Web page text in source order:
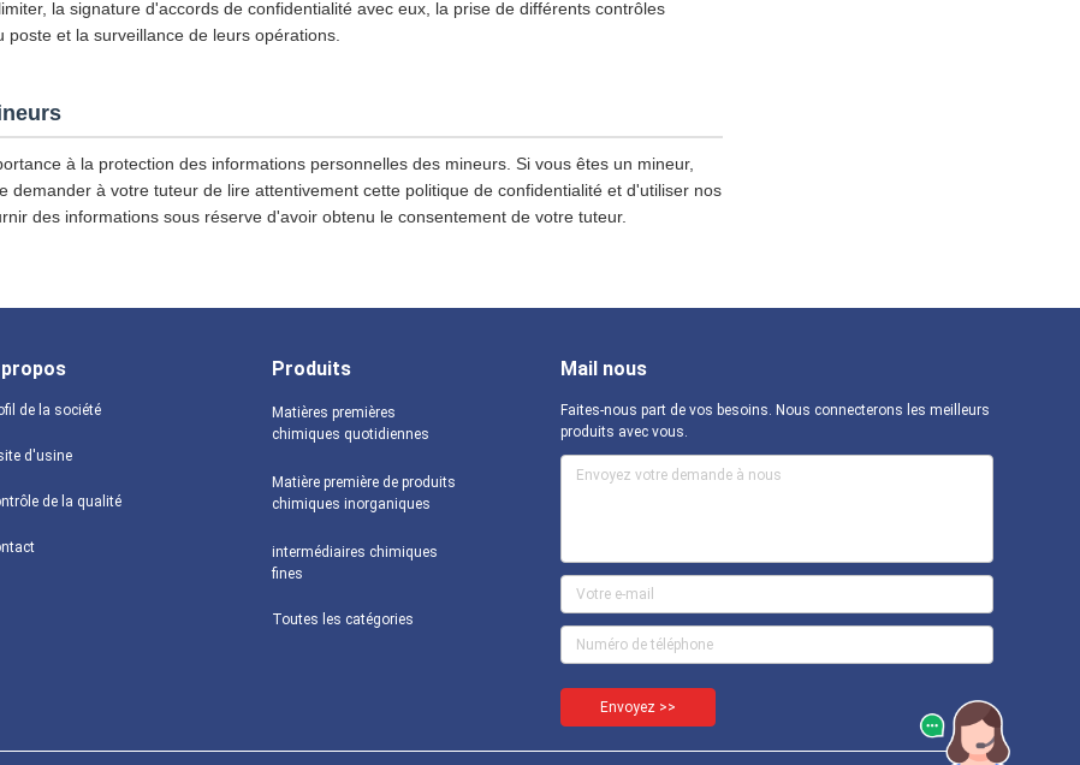
la signature d'accords de confidentialité avec eux, la prise de différents contrôles
et la surveillance de leurs opérations.
à la protection des informations personnelles des mineurs. Si vous êtes un mineur,
demander à votre tuteur de lire attentivement cette politique de confidentialité et d'utiliser nos
des informations sous réserve d'avoir obtenu le consentement de votre tuteur.
de la société
d'usine
de la qualité
Produits
Matières premières
chimiques quotidiennes
Matière première de produits
chimiques inorganiques
intermédiaires chimiques
fines
Toutes les catégories
Mail nous
Faites-nous part de vos besoins. Nous connecterons les meilleurs
produits avec vous.
Envoyez >>